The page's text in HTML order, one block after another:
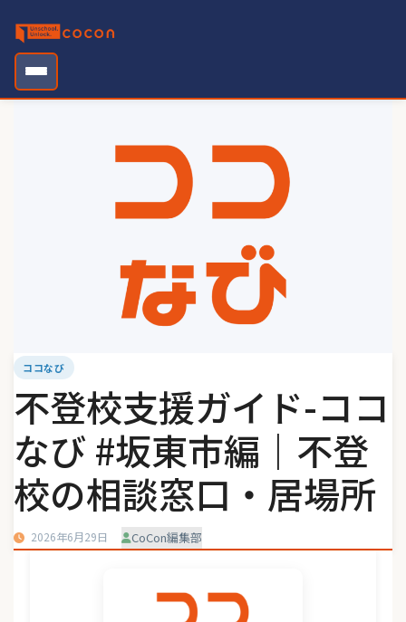
content
ココなび
不登校支援ガイド-ココ
なび #坂東市編｜不登
校の相談窓口・居場所
2026年6月29日 CoCon編集部